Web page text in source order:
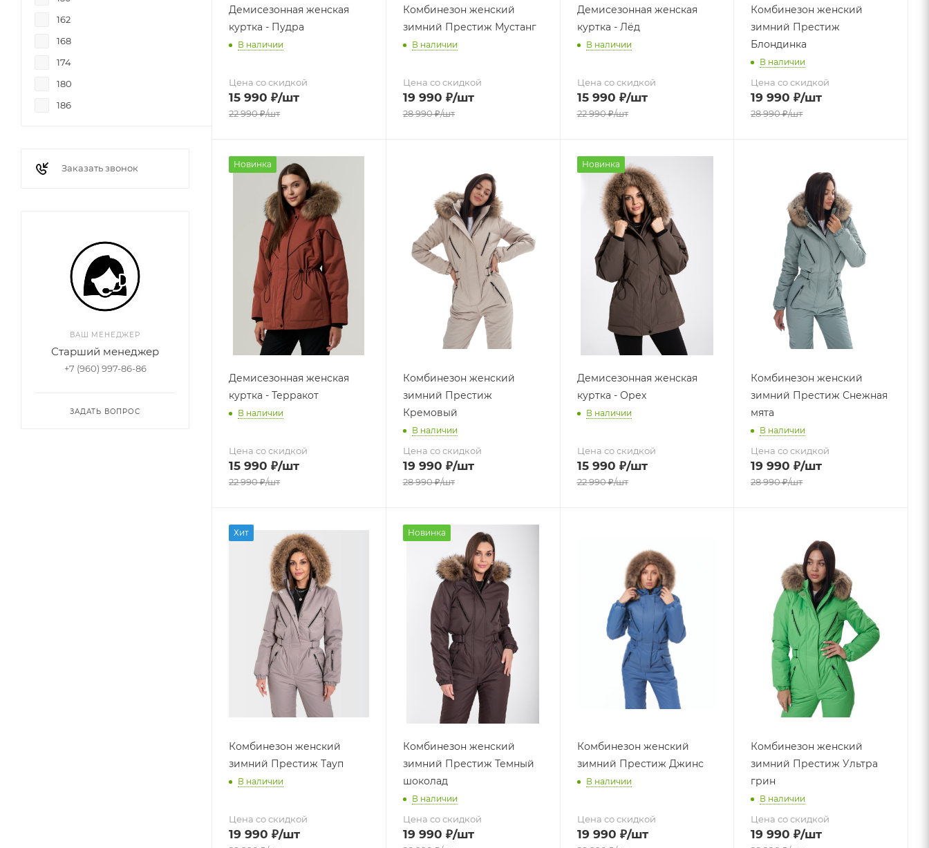
Демисезонная женская
куртка - Пудра
В наличии
Цена со скидкой
15 990 ₽/шт
22 990₽/шт
Комбинезон женский
зимний Престиж Мустанг
В наличии
Цена со скидкой
19 990 ₽/шт
28 990₽/шт
Демисезонная женская
куртка - Лёд
В наличии
Цена со скидкой
15 990 ₽/шт
22 990₽/шт
Комбинезон женский
зимний Престиж
Блондинка
В наличии
Цена со скидкой
19 990 ₽/шт
28 990₽/шт
Новинка
Демисезонная женская
куртка - Терракот
В наличии
Цена со скидкой
15 990 ₽/шт
22 990₽/шт
Комбинезон женский
зимний Престиж
Кремовый
В наличии
Цена со скидкой
19 990 ₽/шт
28 990₽/шт
Новинка
Демисезонная женская
куртка - Орех
В наличии
Цена со скидкой
15 990 ₽/шт
22 990₽/шт
Комбинезон женский
зимний Престиж Снежная
мята
В наличии
Цена со скидкой
19 990 ₽/шт
28 990₽/шт
Хит
Комбинезон женский
зимний Престиж Тауп
В наличии
Цена со скидкой
19 990 ₽/шт
Новинка
Комбинезон женский
зимний Престиж Темный
шоколад
В наличии
Цена со скидкой
19 990 ₽/шт
Комбинезон женский
зимний Престиж Джинс
В наличии
Цена со скидкой
19 990 ₽/шт
Комбинезон женский
зимний Престиж Ультра
грин
В наличии
Цена со скидкой
19 990 ₽/шт
162
168
174
180
186
Заказать звонок
ВАШ МЕНЕДЖЕР
Старший менеджер
+7 (960) 997-86-86
ЗАДАТЬ ВОПРОС